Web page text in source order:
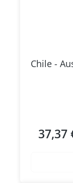
Chile -
Regulärer
37,37